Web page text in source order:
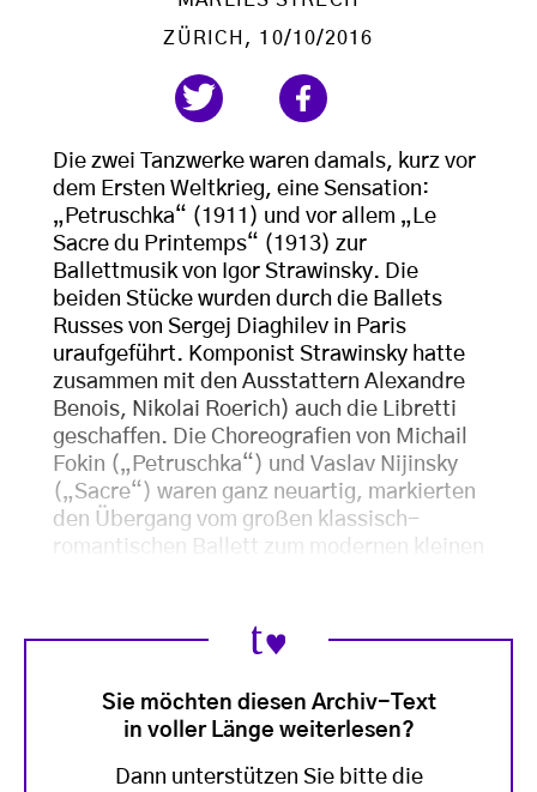
ZÜRICH , 10/10/2016
Die zwei Tanzwerke waren damals, kurz vor
dem Ersten Weltkrieg, eine Sensation:
„Petruschka“ (1911) und vor allem „Le
Sacre du Printemps“ (1913) zur
Ballettmusik von Igor Strawinsky. Die
beiden Stücke wurden durch die Ballets
Russes von Sergej Diaghilev in Paris
uraufgeführt. Komponist Strawinsky hatte
zusammen mit den Ausstattern Alexandre
Benois, Nikolai Roerich) auch die Libretti
geschaffen. Die Choreografien von Michail
Fokin („Petruschka“) und Vaslav Nijinsky
(„Sacre“) waren ganz neuartig, markierten
den Übergang vom großen klassisch-
romantischen Ballett zum modernen kleinen
Sie möchten diesen Archiv-Text
in voller Länge weiterlesen?
Dann unterstützen Sie bitte die